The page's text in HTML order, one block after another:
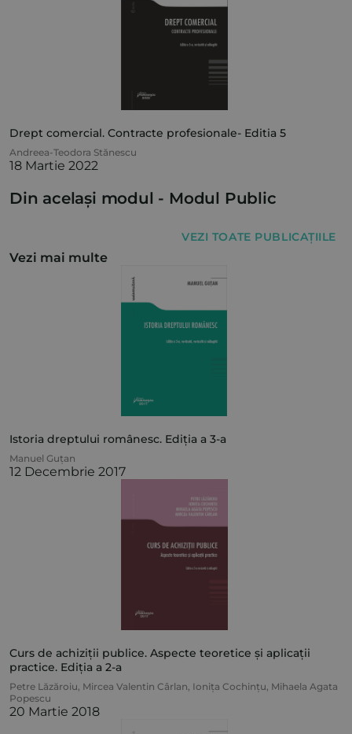
Drept comercial. Contracte profesionale- Editia 5
Andreea-Teodora Stănescu
18 Martie 2022
Din același modul - Modul Public
VEZI TOATE PUBLICAȚIILE
Vezi mai multe
Istoria dreptului românesc. Ediția a 3-a
Manuel Guțan
12 Decembrie 2017
Curs de achiziții publice. Aspecte teoretice și aplicații
practice. Ediția a 2-a
Petre Lăzăroiu, Mircea Valentin Cârlan, Ionița Cochințu, Mihaela Agata
Popescu
20 Martie 2018